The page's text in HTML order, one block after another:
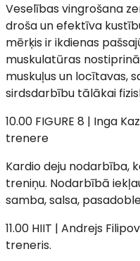
Veselības vingrošana
droša un efektīva
mērķis ir ikdienas
muskulatūras
muskuļus un locītavas,
sirdsdarbību tālākai
10.00 FIGURE 8 | Inga
trenere
Kardio deju nodarbība,
treniņu. Nodarbībā
samba, salsa,
11.00 HIIT | Andrejs
treneris.